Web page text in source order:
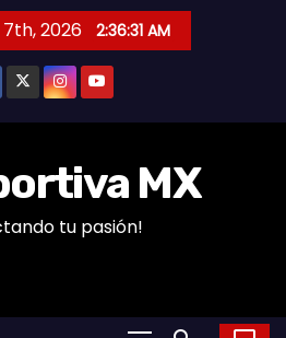
2026 2:36:31 AM
MX
tu pasión!